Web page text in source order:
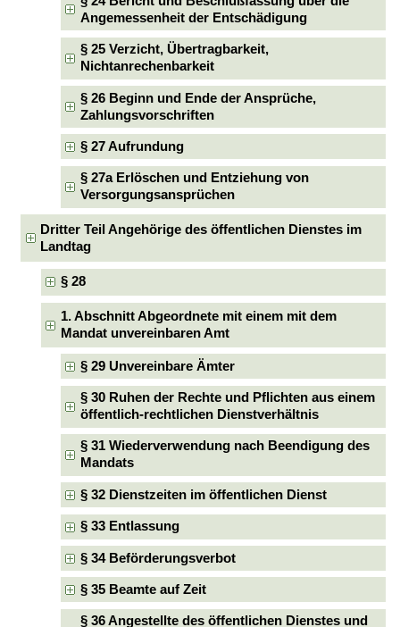
Angemessenheit der Entschädigung
§ 25 Verzicht, Übertragbarkeit,
Nichtanrechenbarkeit
§ 26 Beginn und Ende der Ansprüche,
Zahlungsvorschriften
§ 27 Aufrundung
§ 27a Erlöschen und Entziehung von
Versorgungsansprüchen
Dritter Teil Angehörige des öffentlichen Dienstes im
Landtag
§ 28
1. Abschnitt Abgeordnete mit einem mit dem
Mandat unvereinbaren Amt
§ 29 Unvereinbare Ämter
§ 30 Ruhen der Rechte und Pflichten aus einem
öffentlich-rechtlichen Dienstverhältnis
§ 31 Wiederverwendung nach Beendigung des
Mandats
§ 32 Dienstzeiten im öffentlichen Dienst
§ 33 Entlassung
§ 34 Beförderungsverbot
§ 35 Beamte auf Zeit
§ 36 Angestellte des öffentlichen Dienstes und